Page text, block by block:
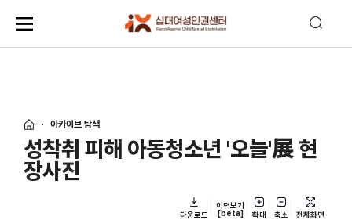
아카이브 탐색
성착취 피해 아동청소년 '오늘'展 현
장사진
다운로드
이력보기
[beta]
확대 축소 전체화면